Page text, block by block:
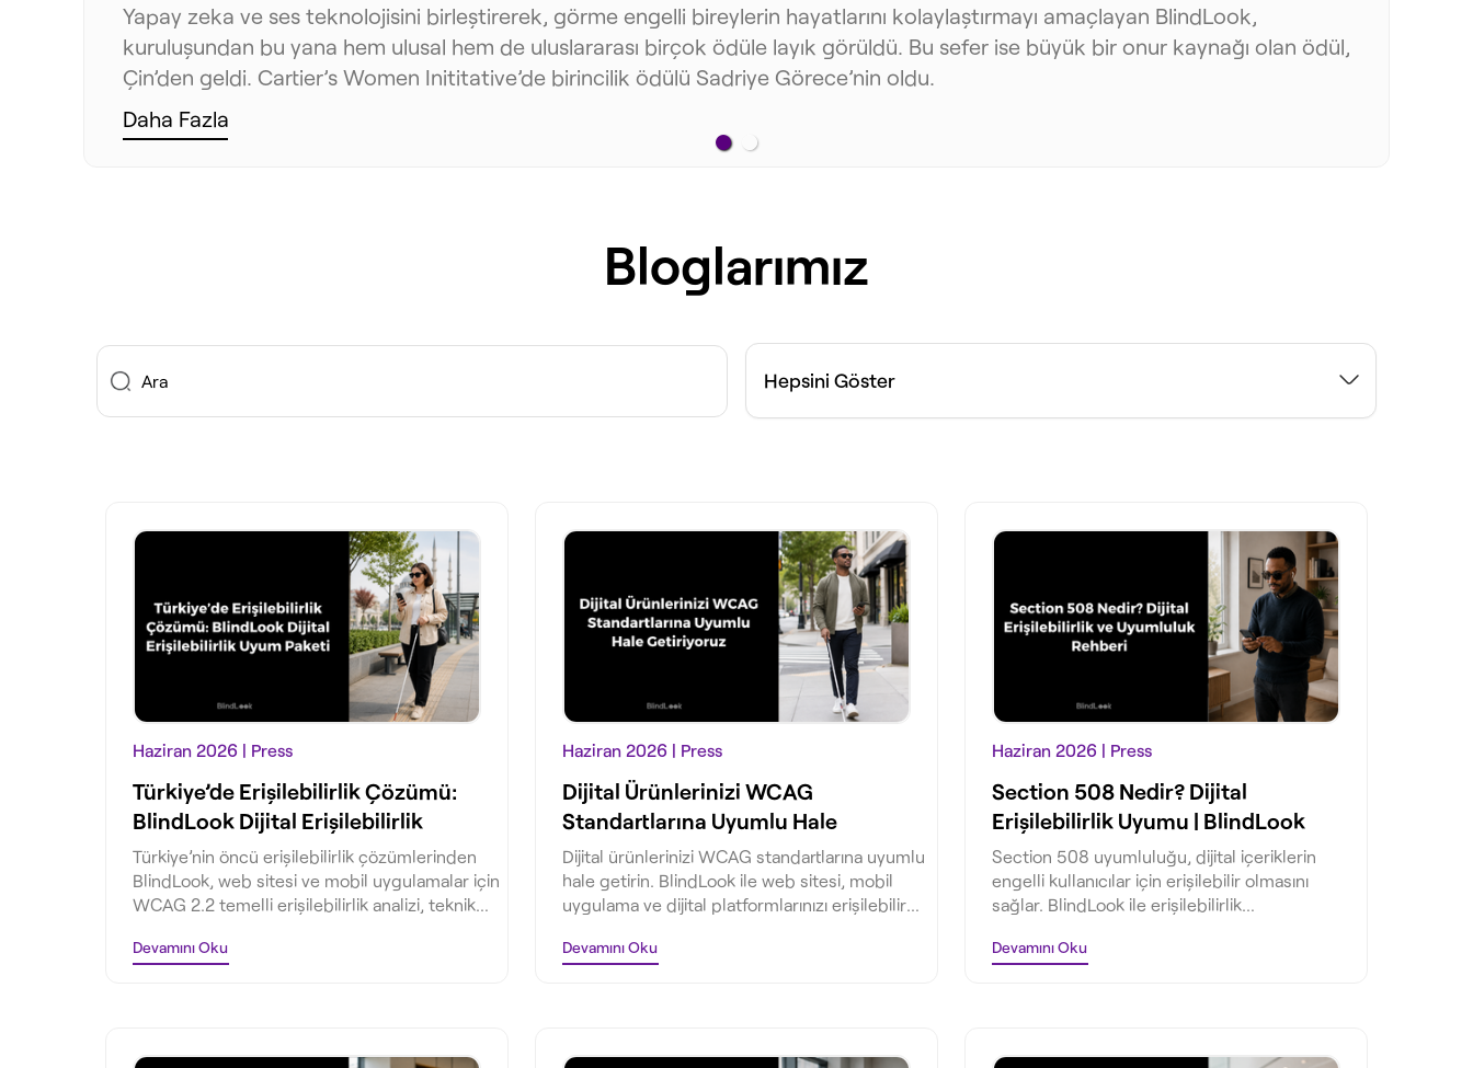
Yapay zeka ve ses teknolojisini birleştirerek, görme engelli bireylerin hayatlarını kolaylaştırmayı amaçlayan BlindLook,
kuruluşundan bu yana hem ulusal hem de uluslararası birçok ödüle layık görüldü. Bu sefer ise büyük bir onur kaynağı olan ödül,
Çin’den geldi. Cartier’s Women Inititative’de birincilik ödülü Sadriye Görece’nin oldu.
Daha Fazla
Bloglarımız
Search
Hepsini Göster
Haziran 2026 | Press
Türkiye’de Erişilebilirlik Çözümü:
BlindLook Dijital Erişilebilirlik
Uyum Paketi
Türkiye’nin öncü erişilebilirlik çözümlerinden
BlindLook, web sitesi ve mobil uygulamalar için
WCAG 2.2 temelli erişilebilirlik analizi, teknik
kullanıcı testi sunar.
Devamını Oku
Haziran 2026 | Press
Dijital Ürünlerinizi WCAG
Standartlarına Uyumlu Hale
Getiriyoruz
Dijital ürünlerinizi WCAG standartlarına uyumlu
hale getirin. BlindLook ile web sitesi, mobil
uygulama ve dijital platformlarınızı erişilebilir
Devamını Oku
Haziran 2026 | Press
Section 508 Nedir? Dijital
Erişilebilirlik Uyumu | BlindLook
Section 508 uyumluluğu, dijital içeriklerin
engelli kullanıcılar için erişilebilir olmasını
sağlar. BlindLook ile erişilebilirlik
Devamını Oku